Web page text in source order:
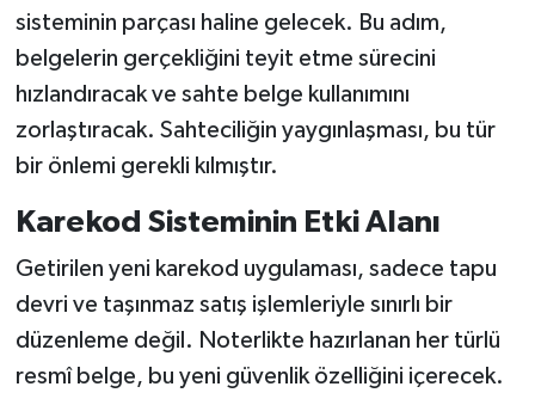
sisteminin parçası haline gelecek. Bu adım,
belgelerin gerçekliğini teyit etme sürecini
hızlandıracak ve sahte belge kullanımını
zorlaştıracak. Sahteciliğin yaygınlaşması, bu tür
bir önlemi gerekli kılmıştır.
Karekod Sisteminin Etki Alanı
Getirilen yeni karekod uygulaması, sadece tapu
devri ve taşınmaz satış işlemleriyle sınırlı bir
düzenleme değil. Noterlikte hazırlanan her türlü
resmî belge, bu yeni güvenlik özelliğini içerecek.